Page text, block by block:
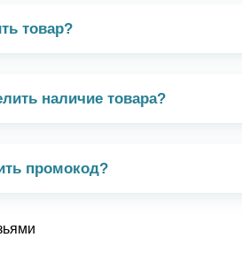
товар?
наличие товара?
промокод?